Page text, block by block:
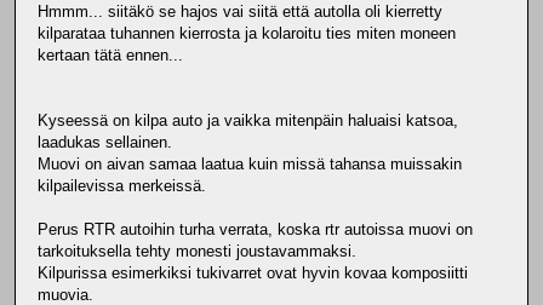
Hmmm... siitäkö se hajos vai siitä että autolla oli kierretty
kilparataa tuhannen kierrosta ja kolaroitu ties miten moneen
kertaan tätä ennen...
Kyseessä on kilpa auto ja vaikka mitenpäin haluaisi katsoa,
laadukas sellainen.
Muovi on aivan samaa laatua kuin missä tahansa muissakin
kilpailevissa merkeissä.
Perus RTR autoihin turha verrata, koska rtr autoissa muovi on
tarkoituksella tehty monesti joustavammaksi.
Kilpurissa esimerkiksi tukivarret ovat hyvin kovaa komposiitti
muovia.